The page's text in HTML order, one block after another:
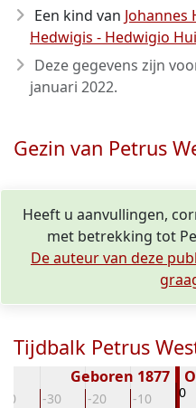
Een kind van Johannes
Hedwigis - Hedwigio
Deze gegevens zijn
januari 2022.
Gezin van Petrus
Heeft u aanvullingen,
met betrekking tot
De auteur van deze
Tijdbalk Petrus
-30 -20 -10 0
Geboren 1877